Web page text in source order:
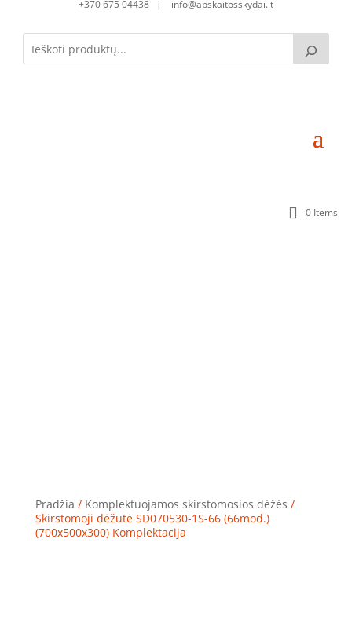
+370 675 04438 | info@apskaitosskydai.lt
0 Items
Pradžia / Komplektuojamos skirstomosios dėžės /
Skirstomoji dėžutė SD070530-1S-66 (66mod.)
(700x500x300) Komplektacija